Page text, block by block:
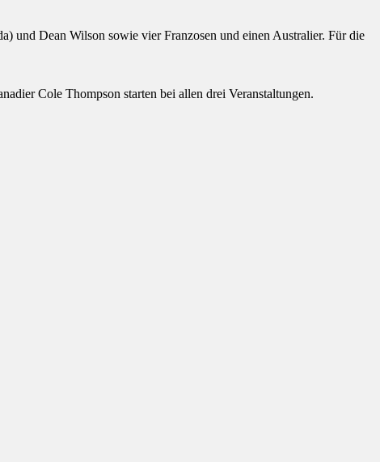
und Dean Wilson sowie vier Franzosen und einen Australier. Für die
Cole Thompson starten bei allen drei Veranstaltungen.